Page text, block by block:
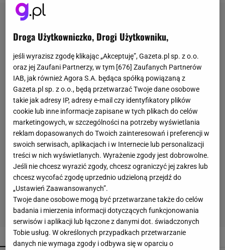
POPULARNE NAJNOWSZE
Droga Użytkowniczko, Drogi Użytkowniku,
jeśli wyrazisz zgodę klikając „Akceptuję”, Gazeta.pl sp. z o.o.
oraz jej Zaufani Partnerzy, w tym [676] Zaufanych Partnerów
IAB, jak również Agora S.A. będąca spółką powiązaną z
Gazeta.pl sp. z o.o., będą przetwarzać Twoje dane osobowe
takie jak adresy IP, adresy e-mail czy identyfikatory plików
cookie lub inne informacje zapisane w tych plikach do celów
marketingowych, w szczególności na potrzeby wyświetlania
reklam dopasowanych do Twoich zainteresowań i preferencji w
swoich serwisach, aplikacjach i w Internecie lub personalizacji
treści w nich wyświetlanych. Wyrażenie zgody jest dobrowolne.
Jeśli nie chcesz wyrazić zgody, chcesz ograniczyć jej zakres lub
chcesz wycofać zgodę uprzednio udzieloną przejdź do
„Ustawień Zaawansowanych”.
Twoje dane osobowe mogą być przetwarzane także do celów
badania i mierzenia informacji dotyczących funkcjonowania
serwisów i aplikacji lub łączone z danymi dot. świadczonych
Tobie usług. W określonych przypadkach przetwarzanie
danych nie wymaga zgody i odbywa się w oparciu o